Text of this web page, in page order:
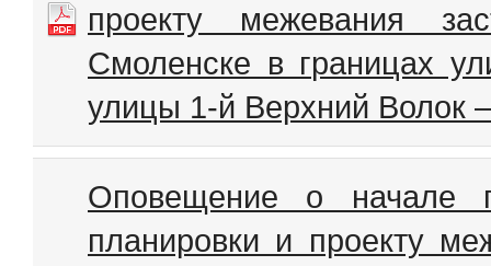
проекту межевания
Смоленске в границах
улицы 1-й Верхний Волок
Оповещение о начале
планировки и проекту